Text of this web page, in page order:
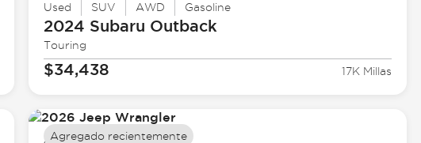
Used SUV AWD Gasoline
2024 Subaru Outback
Touring
$34,438 17K Millas
Agregado recientemente